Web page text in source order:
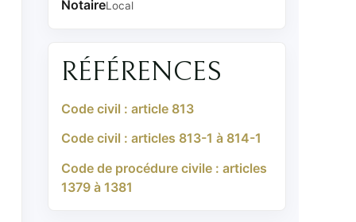
NotaireLocal
RÉFÉRENCES
Code civil : article 813
Code civil : articles 813-1 à 814-1
Code de procédure civile : articles
1379 à 1381